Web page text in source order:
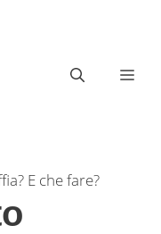
E che fare?